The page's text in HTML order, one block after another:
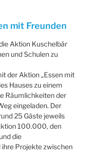
mit Freunden
Aktion Kuschelbär
und Schulen zu
der Aktion „Essen mit
Hauses zu einem
Räumlichkeiten der
eingeladen. Der
25 Gäste jeweils
100.000, den
die
ihre Projekte zwischen